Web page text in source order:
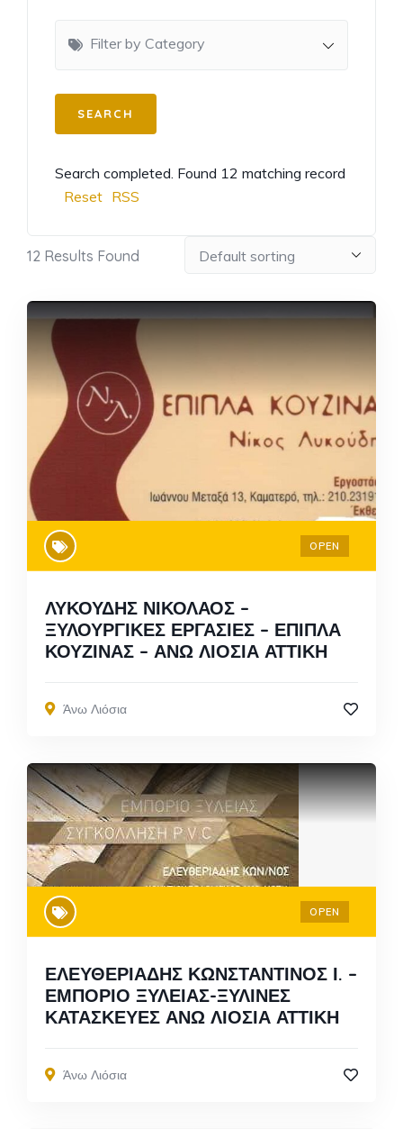
Filter by Category
Search completed. Found 12 matching record
Reset RSS
12 Results Found
OPEN
ΛΥΚΟΥΔΗΣ ΝΙΚΟΛΑΟΣ –
ΞΥΛΟΥΡΓΙΚΕΣ ΕΡΓΑΣΙΕΣ – ΕΠΙΠΛΑ
ΚΟΥΖΙΝΑΣ – ΑΝΩ ΛΙΟΣΙΑ ΑΤΤΙΚΗ
Άνω Λιόσια
OPEN
ΕΛΕΥΘΕΡΙΑΔΗΣ ΚΩΝΣΤΑΝΤΙΝΟΣ Ι. –
ΕΜΠΟΡΙΟ ΞΥΛΕΙΑΣ-ΞΥΛΙΝΕΣ
ΚΑΤΑΣΚΕΥΕΣ ΑΝΩ ΛΙΟΣΙΑ ΑΤΤΙΚΗ
Άνω Λιόσια